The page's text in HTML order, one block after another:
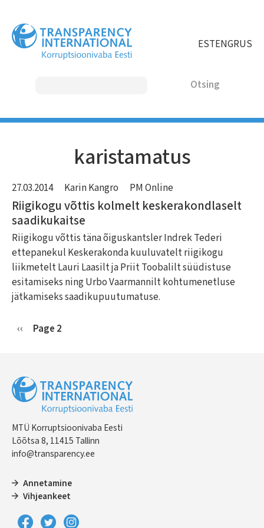
edasi
põhisisu
juurde
ESTENGRUS
NAVIGATION
karistamatus
27.03.2014 Karin Kangro PM Online
Riigikogu võttis kolmelt keskerakondlaselt
saadikukaitse
Riigikogu võttis täna õiguskantsler Indrek Tederi
ettepanekul Keskerakonda kuuluvatelt riigikogu
liikmetelt Lauri Laasilt ja Priit Toobalilt süüdistuse
esitamiseks ning Urbo Vaarmannilt kohtumenetluse
jätkamiseks saadikupuutumatuse.
Pagination
Previous
‹‹ Page 2
MTÜ Korruptsioonivaba Eesti
Lõõtsa 8, 11415 Tallinn
info@transparency.ee
Annetamine
Vihjeankeet